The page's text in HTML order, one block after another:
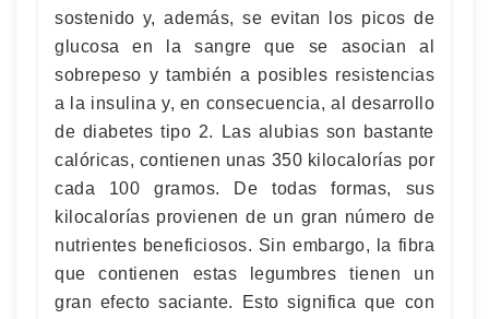
sostenido y, además, se evitan los picos de
glucosa en la sangre que se asocian al
sobrepeso y también a posibles resistencias
a la insulina y, en consecuencia, al desarrollo
de diabetes tipo 2. Las alubias son bastante
calóricas, contienen unas 350 kilocalorías por
cada 100 gramos. De todas formas, sus
kilocalorías provienen de un gran número de
nutrientes beneficiosos. Sin embargo, la fibra
que contienen estas legumbres tienen un
gran efecto saciante. Esto significa que con